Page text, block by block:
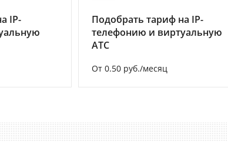
IP-
Подобрать тариф на IP-
телефонию и виртуальную
АТС
От 0.50 руб./месяц